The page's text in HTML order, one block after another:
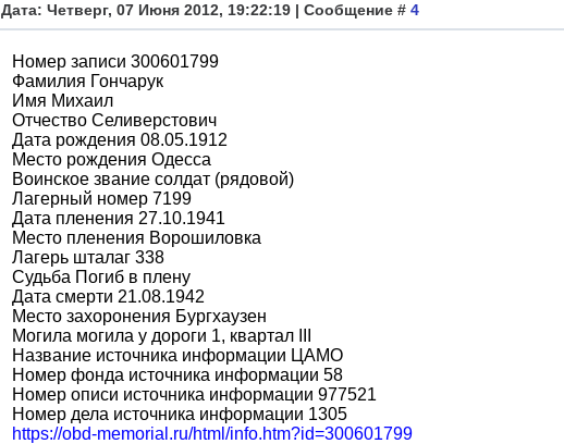
Дата: Четверг, 07 Июня 2012, 19:22:19 | Сообщение # 4
Номер записи 300601799
Фамилия Гончарук
Имя Михаил
Отчество Селиверстович
Дата рождения 08.05.1912
Место рождения Одесса
Воинское звание солдат (рядовой)
Лагерный номер 7199
Дата пленения 27.10.1941
Место пленения Ворошиловка
Лагерь шталаг 338
Судьба Погиб в плену
Дата смерти 21.08.1942
Место захоронения Бургхаузен
Могила могила у дороги 1, квартал III
Название источника информации ЦАМО
Номер фонда источника информации 58
Номер описи источника информации 977521
Номер дела источника информации 1305
https://obd-memorial.ru/html/info.htm?id=300601799